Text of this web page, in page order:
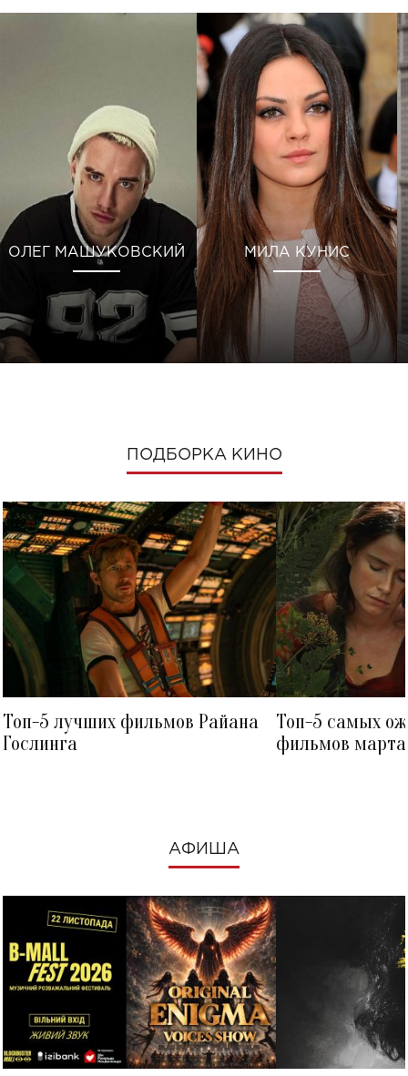
ОЛЕГ МАШУКОВСКИЙ МИЛА КУНИС
ПОДБОРКА КИНО
Топ-5 лучших фильмов Райана
Гослинга
Топ-5 самых
фильмов
АФИША